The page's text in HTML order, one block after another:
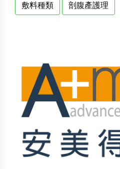
敷料種類 剖腹產護理